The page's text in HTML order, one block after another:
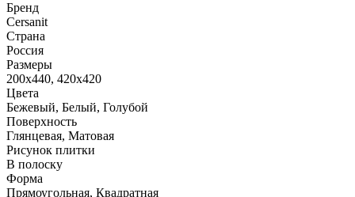
Бренд
Cersanit
Страна
Россия
Размеры
200x440, 420x420
Цвета
Бежевый, Белый, Голубой
Поверхность
Глянцевая, Матовая
Рисунок плитки
В полоску
Форма
Прямоугольная, Квадратная